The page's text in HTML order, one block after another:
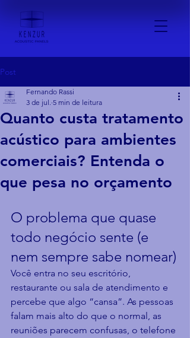
Post
Quanto custa tratamento
acústico para ambientes
comerciais? Entenda o
que pesa no orçamento
Fernando Rassi
3 de jul. 5 min de leitura
O problema que quase
todo negócio sente (e
nem sempre sabe nomear)
Você entra no seu escritório,
restaurante ou sala de atendimento e
percebe que algo “cansa”. As pessoas
falam mais alto do que o normal, as
reuniões parecem confusas, o telefone